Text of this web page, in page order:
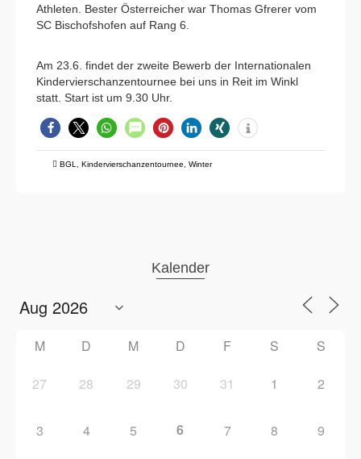
Athleten. Bester Österreicher war Thomas Gfrerer vom
SC Bischofshofen auf Rang 6.
Am 23.6. findet der zweite Bewerb der Internationalen
Kindervierschanzentournee bei uns in Reit im Winkl
statt. Start ist um 9.30 Uhr.
BGL Kindervierschanzentournee Winter
Kalender
M D M D F S S
27 28 29 30 31 1 2
3 4 5 6 7 8 9